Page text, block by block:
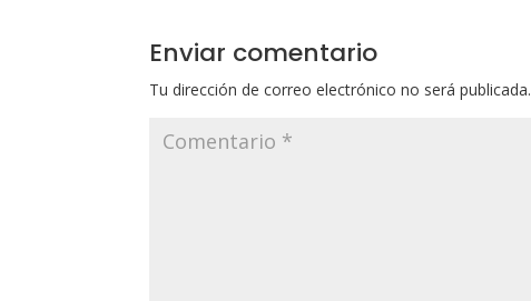
Enviar comentario
Tu dirección de correo electrónico no será publicada.